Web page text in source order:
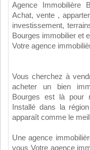
Agence Immobilière
Achat, vente ,
investissement,
Bourges immobilier et
Votre agence
Vous cherchez à
acheter un bien
Bourges est là pour
Installé dans la
apparaît comme le
Une agence
vous Votre agence